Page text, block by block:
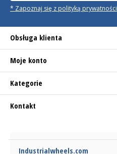
* Zapoznaj się z polityką prywatności
Obsługa klienta
Moje konto
Kategorie
Kontakt
Industrialwheels.com